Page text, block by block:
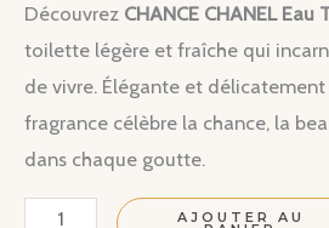
Découvrez CHANCE CHANEL Eau
toilette légère et fraîche qui
de vivre. Élégante et
fragrance célèbre la chance, la
dans chaque goutte.
quantité
AJOUTER AU